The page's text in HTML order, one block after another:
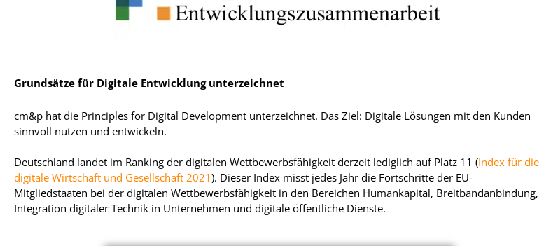
Grundsätze für Digitale Entwicklung unterzeichnet
cm&p hat die Principles for Digital Development unterzeichnet. Das Ziel: Digitale Lösungen mit den Kunden
sinnvoll nutzen und entwickeln.
Deutschland landet im Ranking der digitalen Wettbewerbsfähigkeit derzeit lediglich auf Platz 11 (Index für die
digitale Wirtschaft und Gesellschaft 2021). Dieser Index misst jedes Jahr die Fortschritte der EU-
Mitgliedstaaten bei der digitalen Wettbewerbsfähigkeit in den Bereichen Humankapital, Breitbandanbindung,
Integration digitaler Technik in Unternehmen und digitale öffentliche Dienste.